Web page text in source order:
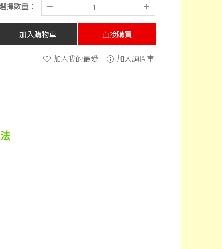
擇數量：
＋
－
加入購物車 直接購買
加入我的最愛 加入詢問車